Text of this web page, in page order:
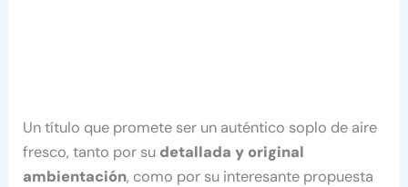
Un título que promete ser un auténtico soplo de aire
fresco, tanto por su detallada y original
ambientación, como por su interesante propuesta